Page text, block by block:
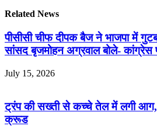
Related News
पीसीसी चीफ दीपक बैज ने भाजपा में
सांसद बृजमोहन अग्रवाल बोले-
July 15, 2026
ट्रंप की सख्ती से कच्चे तेल में लगी आग,
क्रूड